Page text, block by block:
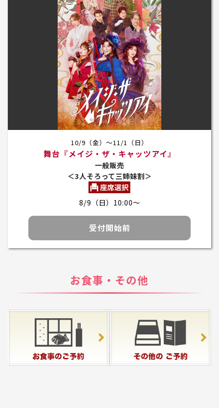
10/9（金）～11/1（日）
舞台『メイジ・ザ・キャッツアイ』
一般販売
＜3人そろって三姉妹割＞
8/9（日）10:00～
受付開始前
お食事・その他